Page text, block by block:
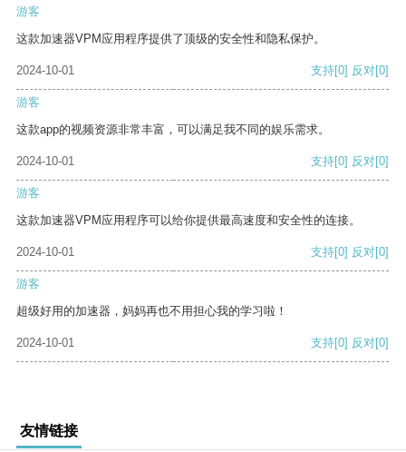
游客
这款加速器VPM应用程序提供了顶级的安全性和隐私保护。
2024-10-01 支持[0] 反对[0]
游客
这款app的视频资源非常丰富，可以满足我不同的娱乐需求。
2024-10-01 支持[0] 反对[0]
游客
这款加速器VPM应用程序可以给你提供最高速度和安全性的连接。
2024-10-01 支持[0] 反对[0]
游客
超级好用的加速器，妈妈再也不用担心我的学习啦！
2024-10-01 支持[0] 反对[0]
友情链接